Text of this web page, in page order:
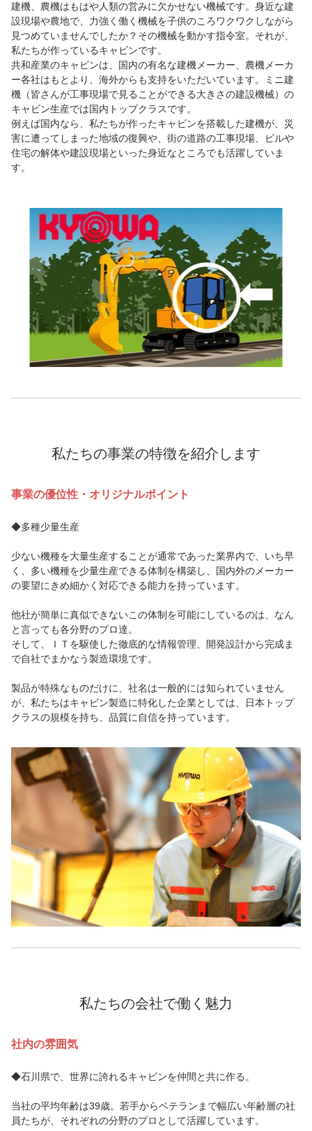
建機、農機はもはや人類の営みに欠かせない機械です。身近な建
設現場や農地で、力強く働く機械を子供のころワクワクしながら
見つめていませんでしたか？その機械を動かす指令室。それが、
私たちが作っているキャビンです。
共和産業のキャビンは、国内の有名な建機メーカー、農機メーカ
ー各社はもとより、海外からも支持をいただいています。ミニ建
機（皆さんが工事現場で見ることができる大きさの建設機械）の
キャビン生産では国内トップクラスです。
例えば国内なら、私たちが作ったキャビンを搭載した建機が、災
害に遭ってしまった地域の復興や、街の道路の工事現場、ビルや
住宅の解体や建設現場といった身近なところでも活躍していま
す。
私たちの事業の特徴を紹介します
事業の優位性・オリジナルポイント
◆多種少量生産
少ない機種を大量生産することが通常であった業界内で、いち早
く、多い機種を少量生産できる体制を構築し、国内外のメーカー
の要望にきめ細かく対応できる能力を持っています。
他社が簡単に真似できないこの体制を可能にしているのは、なん
と言っても各分野のプロ達。
そして、ＩＴを駆使した徹底的な情報管理、開発設計から完成ま
で自社でまかなう製造環境です。
製品が特殊なものだけに、社名は一般的には知られていません
が、私たちはキャビン製造に特化した企業としては、日本トップ
クラスの規模を持ち、品質に自信を持っています。
私たちの会社で働く魅力
社内の雰囲気
◆石川県で、世界に誇れるキャビンを仲間と共に作る。
当社の平均年齢は39歳。若手からベテランまで幅広い年齢層の社
員たちが、それぞれの分野のプロとして活躍しています。